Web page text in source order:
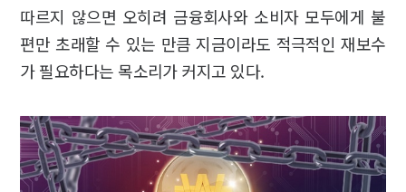
따르지 않으면 오히려 금융회사와 소비자 모두에게 불
편만 초래할 수 있는 만큼 지금이라도 적극적인 재보수
가 필요하다는 목소리가 커지고 있다.